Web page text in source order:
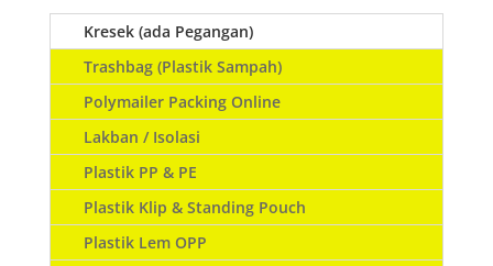
Kresek (ada Pegangan)
Trashbag (Plastik Sampah)
Polymailer Packing Online
Lakban / Isolasi
Plastik PP & PE
Plastik Klip & Standing Pouch
Plastik Lem OPP